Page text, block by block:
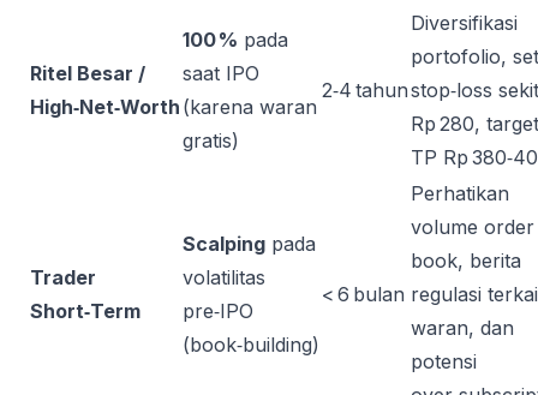
Ritel Besar /
High‑Net‑Worth
100 % pada
saat IPO
(karena waran
gratis)
2‑4 tahun
Diversifikasi
portofolio, set
stop‑loss
Rp 280, target
TP Rp
Trader
Short‑Term
Scalping pada
volatilitas
pre‑IPO
(book‑building)
< 6 bulan
Perhatikan
volume order
book, berita
regulasi
waran, dan
potensi